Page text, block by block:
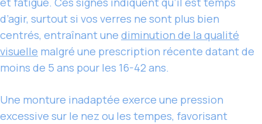
d’agir, surtout si vos verres ne sont plus bien
centrés, entraînant une diminution de la qualité
visuelle malgré une prescription récente datant de
moins de 5 ans pour les 16-42 ans.
Une monture inadaptée exerce une pression
excessive sur le nez ou les tempes, favorisant